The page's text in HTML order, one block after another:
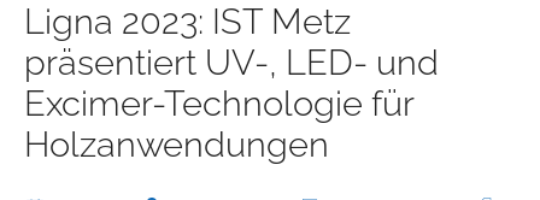
Ligna 2023: IST Metz
präsentiert UV-, LED- und
Excimer-Technologie für
Holzanwendungen